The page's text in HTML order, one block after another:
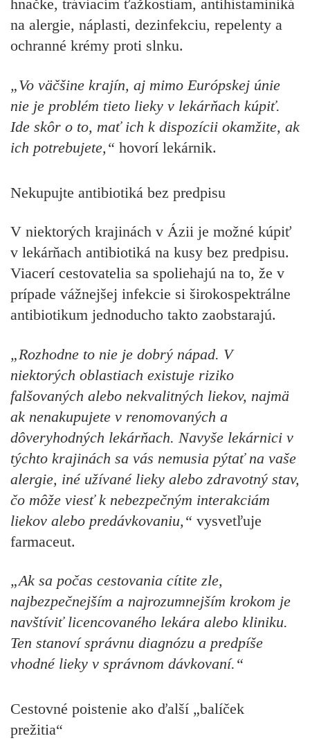
hnačke, tráviacim ťažkostiam, antihistaminiká
na alergie, náplasti, dezinfekciu, repelenty a
ochranné krémy proti slnku.
„Vo väčšine krajín, aj mimo Európskej únie
nie je problém tieto lieky v lekárňach kúpiť.
Ide skôr o to, mať ich k dispozícii okamžite, ak
ich potrebujete,“ hovorí lekárnik.
Nekupujte antibiotiká bez predpisu
V niektorých krajinách v Ázii je možné kúpiť
v lekárňach antibiotiká na kusy bez predpisu.
Viacerí cestovatelia sa spoliehajú na to, že v
prípade vážnejšej infekcie si širokospektrálne
antibiotikum jednoducho takto zaobstarajú.
„Rozhodne to nie je dobrý nápad. V
niektorých oblastiach existuje riziko
falšovaných alebo nekvalitných liekov, najmä
ak nenakupujete v renomovaných a
dôveryhodných lekárňach. Navyše lekárnici v
týchto krajinách sa vás nemusia pýtať na vaše
alergie, iné užívané lieky alebo zdravotný stav,
čo môže viesť k nebezpečným interakciám
liekov alebo predávkovaniu,“ vysvetľuje
farmaceut.
„Ak sa počas cestovania cítite zle,
najbezpečnejším a najrozumnejším krokom je
navštíviť licencovaného lekára alebo kliniku.
Ten stanoví správnu diagnózu a predpíše
vhodné lieky v správnom dávkovaní.“
Cestovné poistenie ako ďalší „balíček
prežitia“